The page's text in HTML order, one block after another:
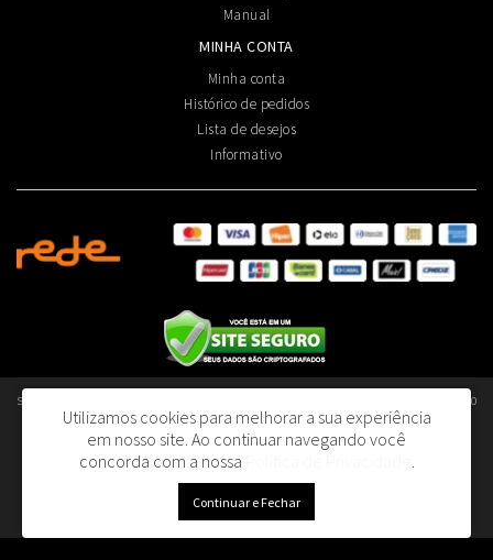
Manual
MINHA CONTA
Minha conta
Histórico de pedidos
Lista de desejos
Informativo
Smart Olfativos Aromatização Profissional de Ambientes Ltda - CNPJ: 40.376.045/0001-80
- I.E.: 130.392.690.110
R. Dom João V, 153 - Lapa | São Paulo/SP - 05075-060
Smart Olfativos © 2026
Utilizamos cookies para melhorar a sua experiência
em nosso site. Ao continuar navegando você
concorda com a nossa
.
Continuar e Fechar